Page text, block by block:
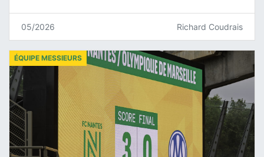
05/2026 Richard Coudrais
ÉQUIPE MESSIEURS